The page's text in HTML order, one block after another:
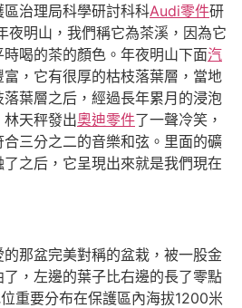
治理局科學研討科科Audi零件研
夜明山，我們稱它為茶溪，因為它
喝的茶的顏色。年夜明山下面汽
，它有很厚的枯枝落葉層，當地
葉層之后，經過長年累月的浸泡
天秤發出奧迪零件了一聲冷笑，
三分之二的音樂和弦。里面的礦
之后，它呈現出來就是我們現在
那盆完美對稱的盆栽，被一股金
了，左邊的葉子比右邊的長了零點
重要分布在保護區內海拔1200米